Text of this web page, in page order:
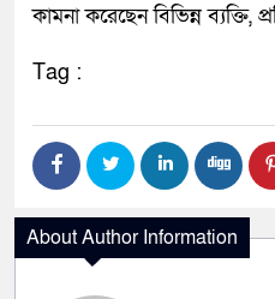
কামনা করেছেন বিভিন্ন ব্যক্তি,
Tag :
About Author Information